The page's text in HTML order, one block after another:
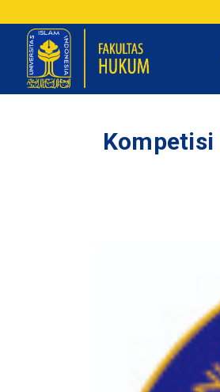
Kompetisi